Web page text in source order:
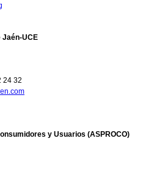
Jaén-UCE
24 32
y Usuarios (ASPROCO)